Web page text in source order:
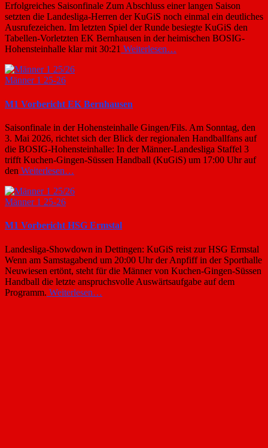
Erfolgreiches Saisonfinale Zum Abschluss einer langen Saison
setzten die Landesliga-Herren der KuGiS noch einmal ein deutliches
Ausrufezeichen. Im letzten Spiel der Runde besiegte KuGiS den
Tabellen-Vorletzten EK Bernhausen in der heimischen BOSIG-
Hohensteinhalle klar mit 30:21 Weiterlesen…
Männer 1 25-26
M1 Vorbericht EK Bernhausen
Saisonfinale in der Hohensteinhalle Gingen/Fils. Am Sonntag, den
3. Mai 2026, richtet sich der Blick der regionalen Handballfans auf
die BOSIG-Hohensteinhalle: In der Männer-Landesliga Staffel 3
trifft Kuchen-Gingen-Süssen Handball (KuGiS) um 17:00 Uhr auf
den Weiterlesen…
Männer 1 25-26
M1 Vorbericht HSG Ermstal
Landesliga-Showdown in Dettingen: KuGiS reist zur HSG Ermstal
Wenn am Samstagabend um 20:00 Uhr der Anpfiff in der Sporthalle
Neuwiesen ertönt, steht für die Männer von Kuchen-Gingen-Süssen
Handball die letzte anspruchsvolle Auswärtsaufgabe auf dem
Programm. Weiterlesen…